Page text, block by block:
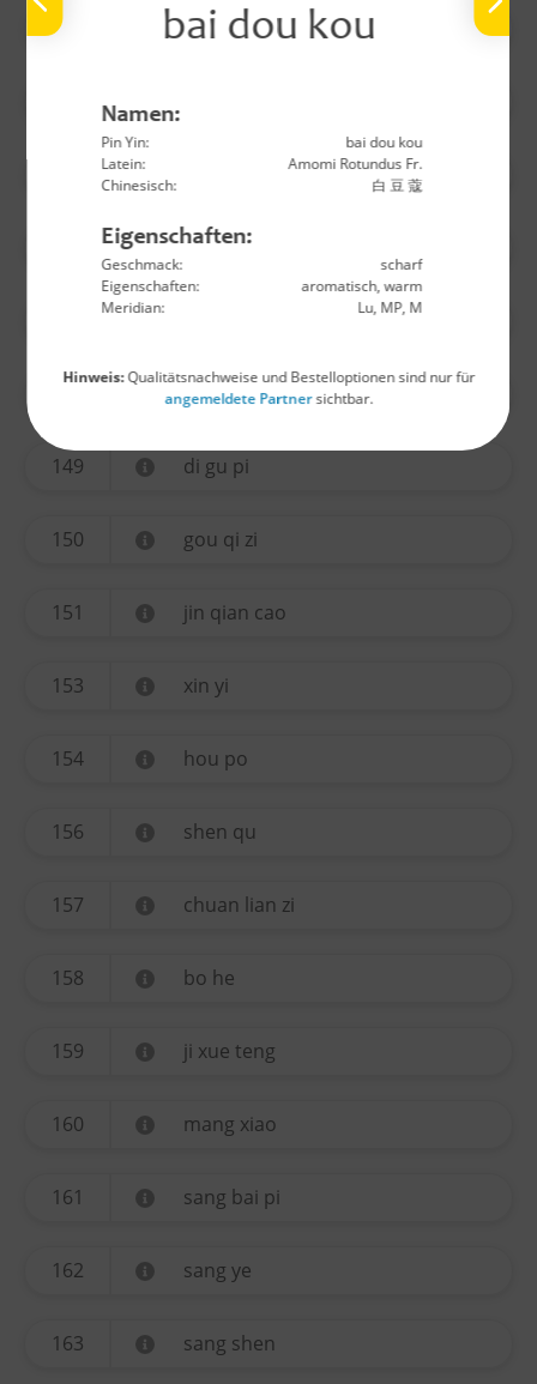
bai dou kou
Namen:
Pin Yin:
bai dou kou
Latein:
Amomi Rotundus Fr.
Chinesisch:
白 豆 蔻
Eigenschaften:
Geschmack:
scharf
Eigenschaften:
aromatisch, warm
Meridian:
Lu, MP, M
Hinweis:Qualitätsnachweise und Bestelloptionen sind nur für
angemeldete Partnersichtbar.
140 wu yao
long yan rou
sang ji sheng
149 di gu pi
150 gou qi zi
151 jin qian cao
153 xin yi
154 hou po
156 shen qu
157 chuan lian zi
158 bo he
159 ji xue teng
160 mang xiao
161 sang bai pi
162 sang ye
163 sang shen